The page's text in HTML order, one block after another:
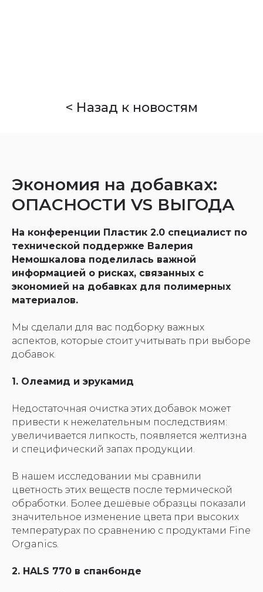
< Назад к новостям
Экономия на добавках:
ОПАСНОСТИ VS ВЫГОДА
На конференции Пластик 2.0 специалист по
технической поддержке Валерия
Немошкалова поделилась важной
информацией о рисках, связанных с
экономией на добавках для полимерных
материалов.
Мы сделали для вас подборку важных
аспектов, которые стоит учитывать при выборе
добавок.
1. Олеамид и эрукамид
Недостаточная очистка этих добавок может
привести к нежелательным последствиям:
увеличивается липкость, появляется желтизна
и специфический запах продукции.
В нашем исследовании мы сравнили
цветность этих веществ после термической
обработки. Более дешёвые образцы показали
значительное изменение цвета при высоких
температурах по сравнению с продуктами Fine
Organics.
2. HALS 770 в спанбонде